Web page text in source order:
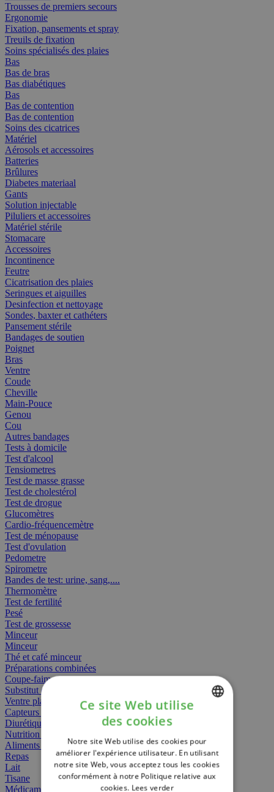
Trousses de premiers secours
Ergonomie
Fixation, pansements et spray
Treuils de fixation
Soins spécialisés des plaies
Bas
Bas de bras
Bas diabétiques
Bas
Bas de contention
Bas de contention
Soins des cicatrices
Matériel
Aérosols et accessoires
Batteries
Brûlures
Diabetes materiaal
Gants
Solution injectable
Piluliers et accessoires
Matériel stérile
Stomacare
Accessoires
Incontinence
Feutre
Cicatrisation des plaies
Seringues et aiguilles
Desinfection et nettoyage
Sondes, baxter et cathéters
Pansement stérile
Bandages de soutien
Poignet
Bras
Ventre
Coude
Cheville
Main-Pouce
Genou
Cou
Autres bandages
Tests à domicile
Test d'alcool
Tensiometres
Test de masse grasse
Test de cholestérol
Test de drogue
Glucomètres
Cardio-fréquencemètre
Test de ménopause
Test d'ovulation
Pedometre
Spirometre
Bandes de test: urine, sang,....
Thermomètre
Test de fertilité
Pesé
Test de grossesse
Minceur
Minceur
Thé et café minceur
Préparations combinées
Coupe-faim
Substitut de repas
Ventre plat
Capteurs gras
Diurétiques
Nutrition spécifique
Aliments Bébé
Repas
Lait
Tisane
Médicament
FRENCH
ENGLISH
Ce site Web utilise
des cookies
Notre site Web utilise des cookies pour
améliorer l'expérience utilisateur. En utilisant
notre site Web, vous acceptez tous les cookies
conformément à notre Politique relative aux
cookies. Lees verder